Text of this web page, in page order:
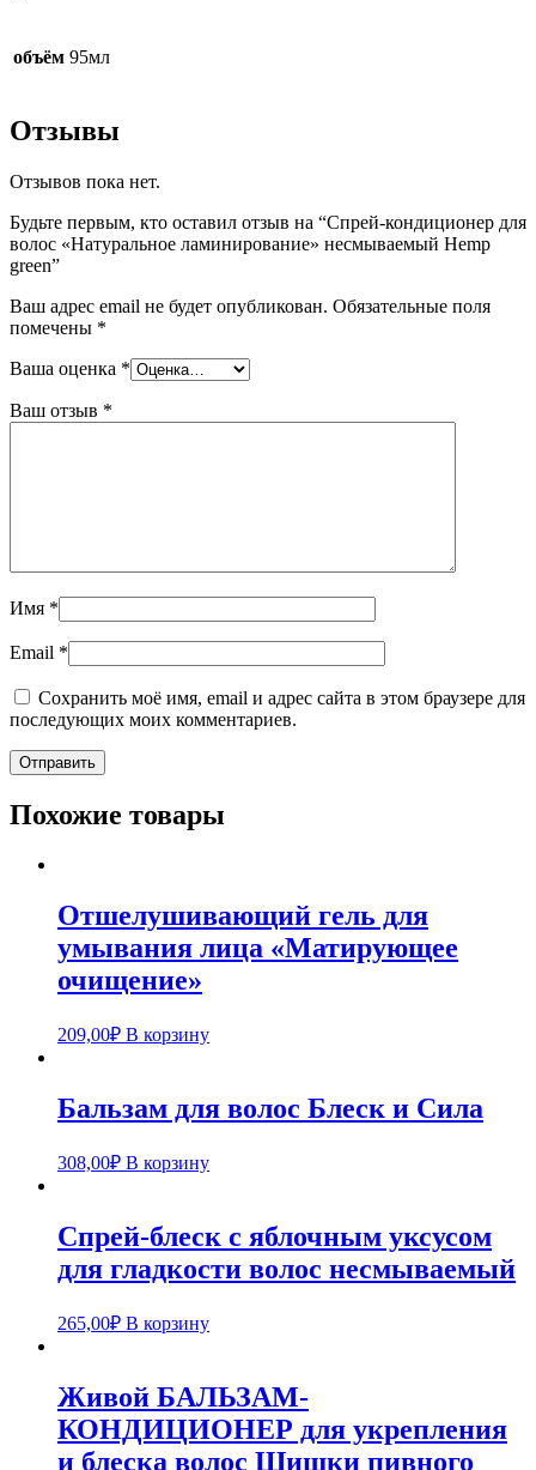
объём 95мл
Отзывы
Отзывов пока нет.
Будьте первым, кто оставил отзыв на “Спрей-кондиционер для
волос «Натуральное ламинирование» несмываемый Hemp
green”
Ваш адрес email не будет опубликован. Обязательные поля
помечены *
Ваша оценка *
Ваш отзыв *
Имя *
Email *
Сохранить моё имя, email и адрес сайта в этом браузере для
последующих моих комментариев.
Похожие товары
Отшелушивающий гель для
умывания лица «Матирующее
очищение»
209,00₽ В корзину
Бальзам для волос Блеск и Сила
308,00₽ В корзину
Спрей-блеск с яблочным уксусом
для гладкости волос несмываемый
265,00₽ В корзину
Живой БАЛЬЗАМ-
КОНДИЦИОНЕР для укрепления
и блеска волос Шишки пивного